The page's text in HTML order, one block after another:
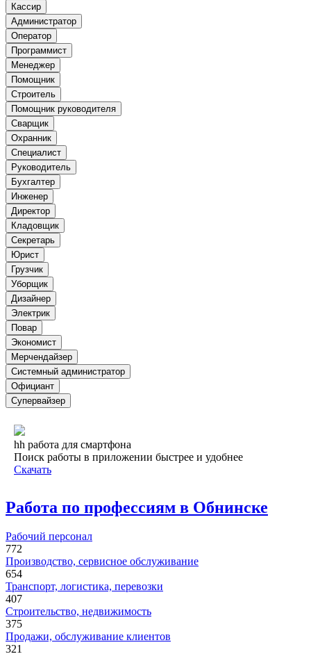
Кассир
Администратор
Оператор
Программист
Менеджер
Помощник
Строитель
Помощник руководителя
Сварщик
Охранник
Специалист
Руководитель
Бухгалтер
Инженер
Директор
Кладовщик
Секретарь
Юрист
Грузчик
Уборщик
Дизайнер
Электрик
Повар
Экономист
Мерчендайзер
Системный администратор
Официант
Супервайзер
hh работа для смартфона
Поиск работы в приложении быстрее и удобнее
Скачать
Работа по профессиям в Обнинске
Рабочий персонал
772
Производство, сервисное обслуживание
654
Транспорт, логистика, перевозки
407
Строительство, недвижимость
375
Продажи, обслуживание клиентов
321